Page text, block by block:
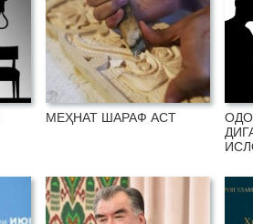
МЕҲНАТ ШАРАФ АСТ